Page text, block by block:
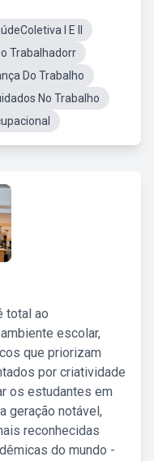
I E II
Trabalhadorr
Do Trabalho
No Trabalho
total ao
escolar,
que priorizam
por criatividade
os estudantes em
geração notável,
reconhecidas
do mundo -